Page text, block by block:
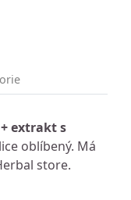
extrakt s
oblíbený. Má
store.